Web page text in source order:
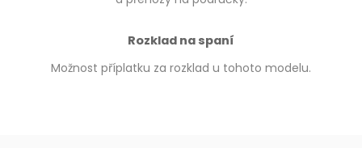
Rozklad na spaní
Možnost příplatku za rozklad u tohoto modelu.